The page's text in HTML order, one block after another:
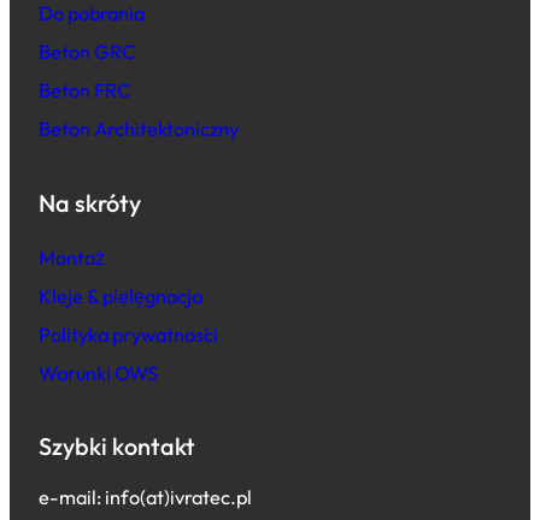
Do pobrania
Beton GRC
Beton FRC
Beton Architektoniczny
Na skróty
Montaż
Kleje & pielęgnacja
Polityka prywatności
Warunki OWS
Szybki kontakt
e-mail: info(at)ivratec.pl